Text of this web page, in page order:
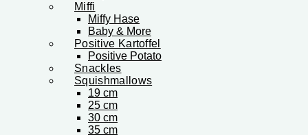
Miffi
Miffy Hase
Baby & More
Positive Kartoffel
Positive Potato
Snackles
Squishmallows
19 cm
25 cm
30 cm
35 cm